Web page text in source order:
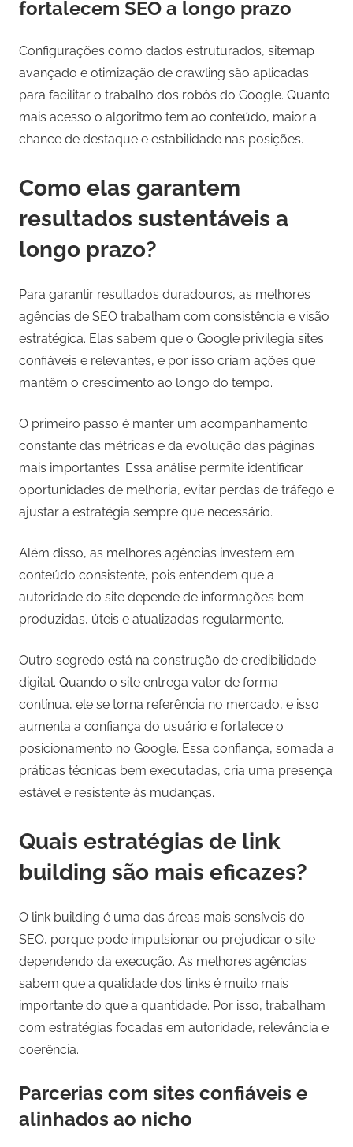
fortalecem SEO a longo prazo
Configurações como dados estruturados, sitemap
avançado e otimização de crawling são aplicadas
para facilitar o trabalho dos robôs do Google. Quanto
mais acesso o algoritmo tem ao conteúdo, maior a
chance de destaque e estabilidade nas posições.
Como elas garantem
resultados sustentáveis a
longo prazo?
Para garantir resultados duradouros, as melhores
agências de SEO trabalham com consistência e visão
estratégica. Elas sabem que o Google privilegia sites
confiáveis e relevantes, e por isso criam ações que
mantêm o crescimento ao longo do tempo.
O primeiro passo é manter um acompanhamento
constante das métricas e da evolução das páginas
mais importantes. Essa análise permite identificar
oportunidades de melhoria, evitar perdas de tráfego e
ajustar a estratégia sempre que necessário.
Além disso, as melhores agências investem em
conteúdo consistente, pois entendem que a
autoridade do site depende de informações bem
produzidas, úteis e atualizadas regularmente.
Outro segredo está na construção de credibilidade
digital. Quando o site entrega valor de forma
contínua, ele se torna referência no mercado, e isso
aumenta a confiança do usuário e fortalece o
posicionamento no Google. Essa confiança, somada a
práticas técnicas bem executadas, cria uma presença
estável e resistente às mudanças.
Quais estratégias de link
building são mais eficazes?
O link building é uma das áreas mais sensíveis do
SEO, porque pode impulsionar ou prejudicar o site
dependendo da execução. As melhores agências
sabem que a qualidade dos links é muito mais
importante do que a quantidade. Por isso, trabalham
com estratégias focadas em autoridade, relevância e
coerência.
Parcerias com sites confiáveis e
alinhados ao nicho